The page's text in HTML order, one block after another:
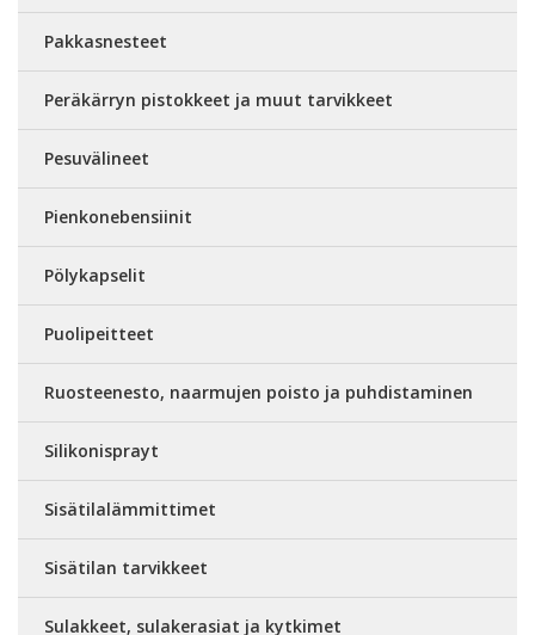
Pakkasnesteet
Peräkärryn pistokkeet ja muut tarvikkeet
Pesuvälineet
Pienkonebensiinit
Pölykapselit
Puolipeitteet
Ruosteenesto, naarmujen poisto ja puhdistaminen
Silikonisprayt
Sisätilalämmittimet
Sisätilan tarvikkeet
Sulakkeet, sulakerasiat ja kytkimet